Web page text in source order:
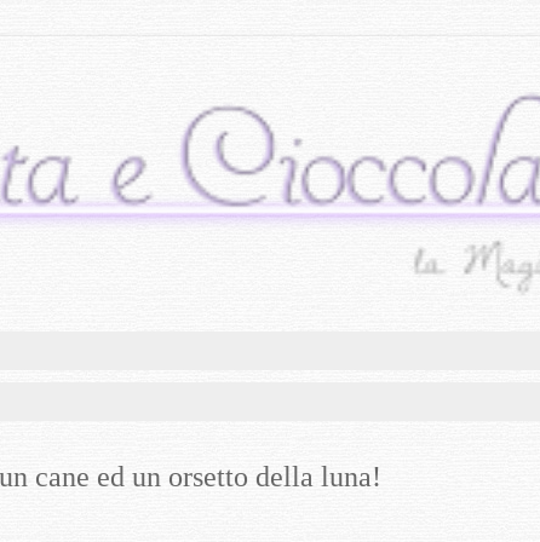
cane ed un orsetto della luna!